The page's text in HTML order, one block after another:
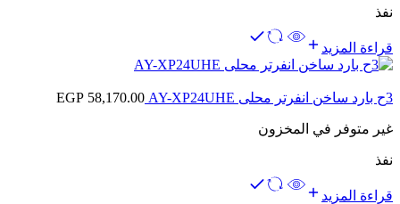
نفذ
قراءة المزيد
3ح بارد ساخن انفرتر محلى AY-XP24UHE EGP 58,170.00
غير متوفر في المخزون
نفذ
قراءة المزيد